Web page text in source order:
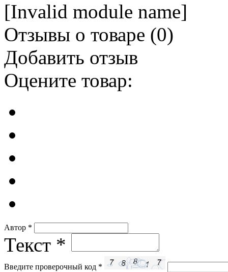
[Invalid module name]
Отзывы о товаре (0)
Добавить отзыв
Оцените товар:
Автор *
Текст *
Введите проверочный код *